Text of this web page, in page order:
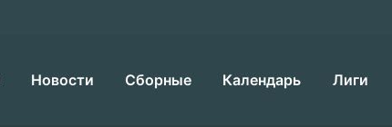
Новости Сборные Календарь Лиги